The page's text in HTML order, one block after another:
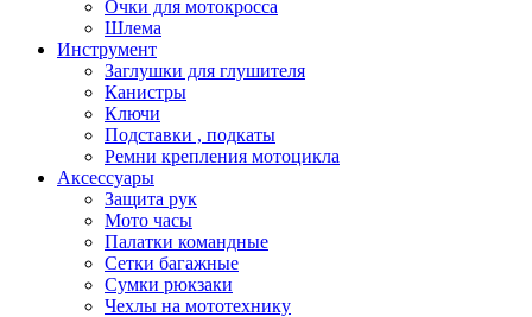
Очки для мотокросса
Шлема
Инструмент
Заглушки для глушителя
Канистры
Ключи
Подставки , подкаты
Ремни крепления мотоцикла
Аксессуары
Защита рук
Мото часы
Палатки командные
Сетки багажные
Сумки рюкзаки
Чехлы на мототехнику